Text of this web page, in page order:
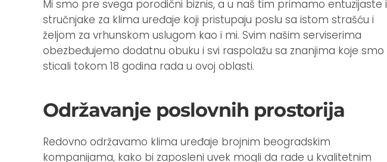
Mi smo pre svega porodični biznis, a u naš tim primamo entuzijaste i
stručnjake za klima uređaje koji pristupaju poslu sa istom strašću i
željom za vrhunskom uslugom kao i mi. Svim našim serviserima
obezbeđujemo dodatnu obuku i svi raspolažu sa znanjima koje smo
sticali tokom 18 godina rada u ovoj oblasti.
Održavanje poslovnih prostorija
Redovno održavamo klima uređaje brojnim beogradskim
kompanijama, kako bi zaposleni uvek mogli da rade u kvalitetnim